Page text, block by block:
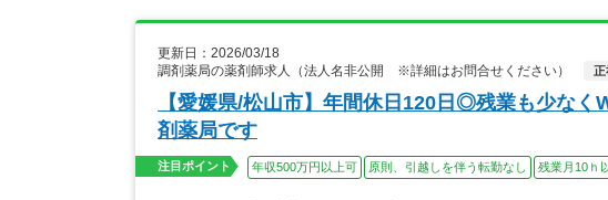
更新日：2026/03/18
調剤薬局の薬剤師求人（法人名非公開 ※詳細はお問合せください）
正
【愛媛県/松山市】年間休日120日◎残業も少な
剤薬局です
注目ポイント 年収500万円以上可 原則、引越しを伴う転勤なし 残業月10ｈ